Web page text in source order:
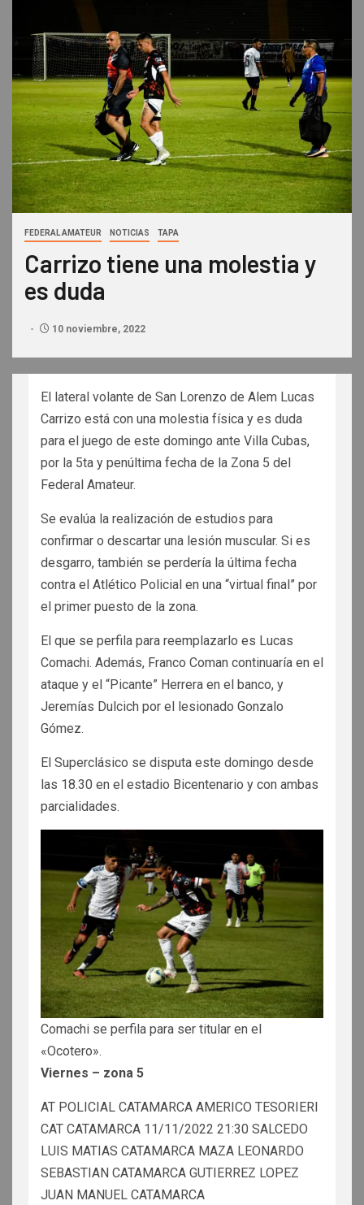
FEDERAL AMATEUR NOTICIAS TAPA
Carrizo tiene una molestia y
es duda
10 noviembre, 2022
El lateral volante de San Lorenzo de Alem Lucas
Carrizo está con una molestia física y es duda
para el juego de este domingo ante Villa Cubas,
por la 5ta y penúltima fecha de la Zona 5 del
Federal Amateur.
Se evalúa la realización de estudios para
confirmar o descartar una lesión muscular. Si es
desgarro, también se perdería la última fecha
contra el Atlético Policial en una “virtual final” por
el primer puesto de la zona.
El que se perfila para reemplazarlo es Lucas
Comachi. Además, Franco Coman continuaría en el
ataque y el “Picante” Herrera en el banco, y
Jeremías Dulcich por el lesionado Gonzalo
Gómez.
El Superclásico se disputa este domingo desde
las 18.30 en el estadio Bicentenario y con ambas
parcialidades.
Comachi se perfila para ser titular en el
«Ocotero».
Viernes – zona 5
AT POLICIAL CATAMARCA AMERICO TESORIERI
CAT CATAMARCA 11/11/2022 21:30 SALCEDO
LUIS MATIAS CATAMARCA MAZA LEONARDO
SEBASTIAN CATAMARCA GUTIERREZ LOPEZ
JUAN MANUEL CATAMARCA